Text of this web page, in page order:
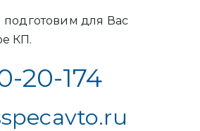
для Вас
КП.
20-174